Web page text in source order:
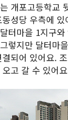
개포고등학교
성당 우측에
터마을 1지구
렇지만 달터마
되어 있어요.
고 갈 수 있어